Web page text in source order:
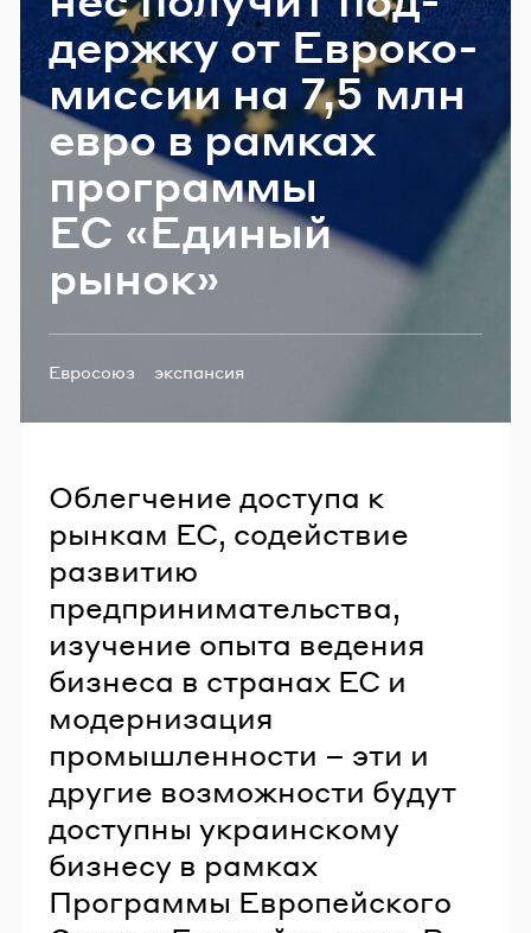
держ­ку от Ев­ро­ко­
мис­сии на 7,5 млн
евро в рам­ках
про­грам­мы
ЕС «Еди­ный
рынок»
Теги:
Евросоюз экспансия
Облегчение доступа к
рынкам ЕС, содействие
развитию
предпринимательства,
изучение опыта ведения
бизнеса в странах ЕС и
модернизация
промышленности – эти и
другие возможности будут
доступны украинскому
бизнесу в рамках
Программы Европейского
Email
Пароль
Забыли пароль?